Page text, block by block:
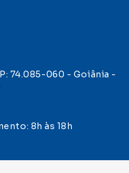
74.085-060 - Goiânia -
8h às 18h